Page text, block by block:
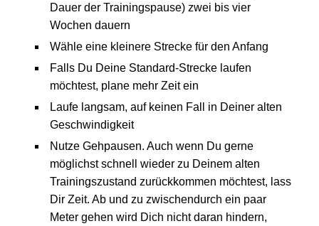
Dauer der Trainingspause) zwei bis vier
Wochen dauern
Wähle eine kleinere Strecke für den Anfang
Falls Du Deine Standard-Strecke laufen
möchtest, plane mehr Zeit ein
Laufe langsam, auf keinen Fall in Deiner alten
Geschwindigkeit
Nutze Gehpausen. Auch wenn Du gerne
möglichst schnell wieder zu Deinem alten
Trainingszustand zurückkommen möchtest, lass
Dir Zeit. Ab und zu zwischendurch ein paar
Meter gehen wird Dich nicht daran hindern,